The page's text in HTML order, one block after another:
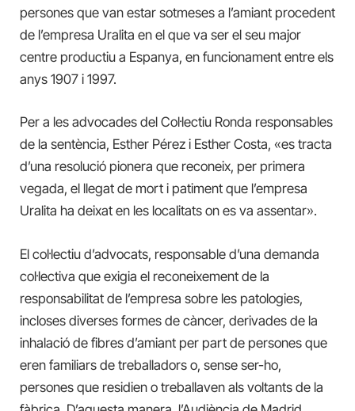
persones que van estar sotmeses a l’amiant procedent
de l’empresa Uralita en el que va ser el seu major
centre productiu a Espanya, en funcionament entre els
anys 1907 i 1997.
Per a les advocades del Col·lectiu Ronda responsables
de la sentència, Esther Pérez i Esther Costa, «es tracta
d’una resolució pionera que reconeix, per primera
vegada, el llegat de mort i patiment que l’empresa
Uralita ha deixat en les localitats on es va assentar».
El col·lectiu d’advocats, responsable d’una demanda
col·lectiva que exigia el reconeixement de la
responsabilitat de l’empresa sobre les patologies,
incloses diverses formes de càncer, derivades de la
inhalació de fibres d’amiant per part de persones que
eren familiars de treballadors o, sense ser-ho,
persones que residien o treballaven als voltants de la